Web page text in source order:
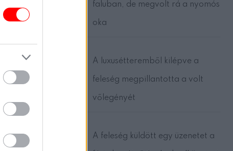
faluban, de megvolt rá a nyomós
oka
A luxusétteremből kilépve a
feleség megpillantotta a volt
vőlegényét
A feleség küldött egy üzenetet a